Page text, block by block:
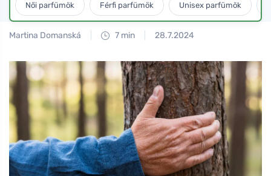
Női parfümök Férfi parfümök Unisex parfümök
Martina Domanská 7 min 28.7.2024